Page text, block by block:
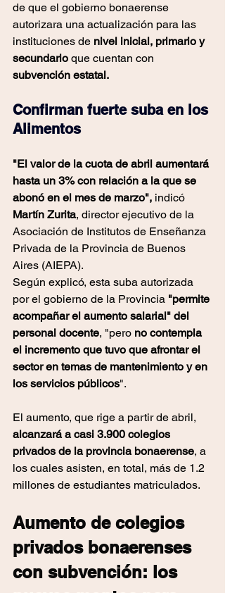
de que el gobierno bonaerense
autorizara una actualización para las
instituciones de nivel inicial, primario y
secundario que cuentan con
subvención estatal.
Confirman fuerte suba en los
Alimentos
"El valor de la cuota de abril aumentará
hasta un 3% con relación a la que se
abonó en el mes de marzo", indicó
Martín Zurita, director ejecutivo de la
Asociación de Institutos de Enseñanza
Privada de la Provincia de Buenos
Aires (AIEPA).
Según explicó, esta suba autorizada
por el gobierno de la Provincia "permite
acompañar el aumento salarial" del
personal docente, "pero no contempla
el incremento que tuvo que afrontar el
sector en temas de mantenimiento y en
los servicios públicos".
El aumento, que rige a partir de abril,
alcanzará a casi 3.900 colegios
privados de la provincia bonaerense, a
los cuales asisten, en total, más de 1.2
millones de estudiantes matriculados.
Aumento de colegios
privados bonaerenses
con subvención: los